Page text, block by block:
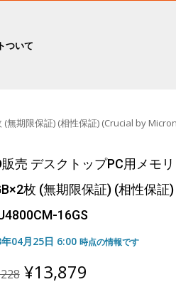
ついて
無期限保証) (相性保証) (Crucial by
販売 デスクトップPC用メモ
枚 (無期限保証) (相性保
16GS
04月25日 6:00 時点の情報です
Original
price
¥13,879